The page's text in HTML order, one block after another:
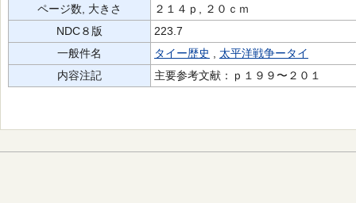
ページ数, 大きさ
２１４ｐ, ２０ｃｍ
NDC８版
223.7
一般件名
タイー歴史
太平洋戦争ータイ
内容注記
主要参考文献：ｐ１９９〜２０１